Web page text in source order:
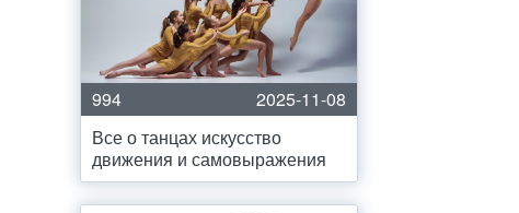
994
2025-11-08
Все о танцах искусство
движения и самовыражения